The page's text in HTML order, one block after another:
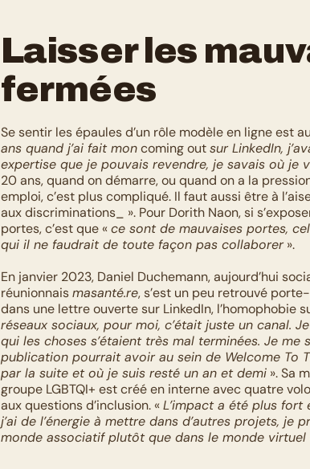
Laisser les
fermées
Se sentir les épaules d’un rôle modèle en ligne est
ans quand j’ai fait mon coming out sur LinkedIn,
expertise que je pouvais revendre, je savais où je
20 ans, quand on démarre, ou quand on a la
emploi, c’est plus compliqué. Il faut aussi être à
aux discriminations_ ». Pour Dorith Naon, si
portes, c’est que « ce sont de mauvaises portes,
qui il ne faudrait de toute façon pas collaborer ».
En janvier 2023, Daniel Duchemann, aujourd’hui
réunionnais masanté.re, s’est un peu retrouvé
dans une lettre ouverte sur LinkedIn, l’homophobie
réseaux sociaux, pour moi, c’était juste un canal.
qui les choses s’étaient très mal terminées. Je
publication pourrait avoir au sein de Welcome To
par la suite et où je suis resté un an et demi ». Sa
groupe LGBTQI+ est créé en interne avec quatre
aux questions d’inclusion. « L’impact a été plus fort
j’ai de l’énergie à mettre dans d’autres projets, je
monde associatif plutôt que dans le monde virtuel